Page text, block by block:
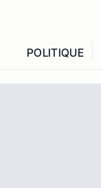
POLITIQUE